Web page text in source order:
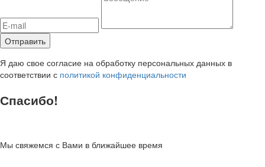
Я даю свое согласие на обработку персональных данных в
соответствии с политикой конфиденциальности
Спасибо!
Мы свяжемся с Вами в ближайшее время